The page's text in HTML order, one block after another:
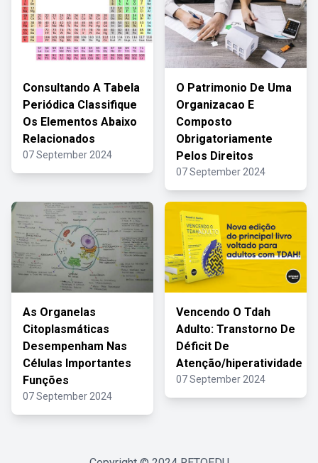
Consultando A Tabela
Periódica Classifique
Os Elementos Abaixo
Relacionados
07 September 2024
O Patrimonio De Uma
Organizacao E
Composto
Obrigatoriamente
Pelos Direitos
07 September 2024
As Organelas
Citoplasmáticas
Desempenham Nas
Células Importantes
Funções
07 September 2024
Vencendo O Tdah
Adulto: Transtorno De
Déficit De
Atenção/hiperatividade
07 September 2024